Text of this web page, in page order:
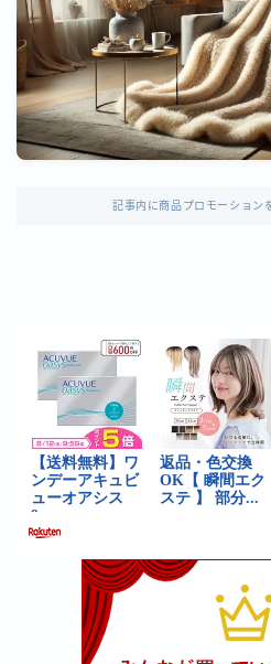
記事内に商品プロモーション